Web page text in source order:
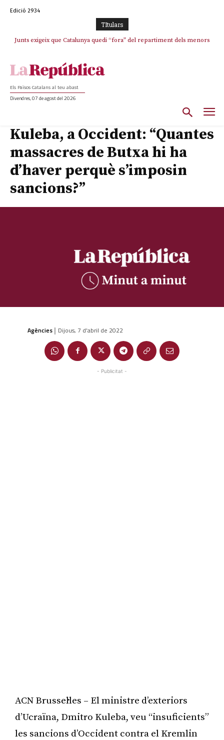
Edició 2934
TItulars
Junts exigeix que Catalunya quedi “fora” del repartiment dels menors
Els Països Catalans al teu abast
Divendres, 07 de agost del 2026
Kuleba, a Occident: “Quantes
massacres de Butxa hi ha
d’haver perquè s’imposin
sancions?”
Agències | Dijous, 7 d'abril de 2022
- Publicitat -
ACN Brussel·les – El ministre d’exteriors
d’Ucraïna, Dmitro Kuleba, veu “insuficients”
les sancions d’Occident contra el Kremlin